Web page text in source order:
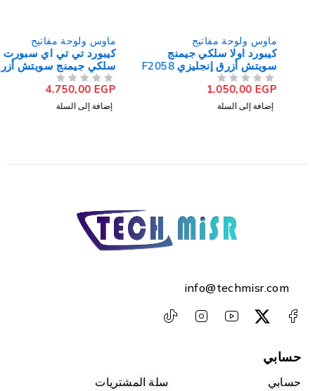
ماوس ولوحة مفاتيح
كيبورد اولا سلكي جيمنج
سويتش أزرق إنجليزي F2058
1.050,00
إضافة إلى السلة
ماوس ولوحة مفاتيح
كيبورد تي تي اي سبورت
سلكي جيمنج سويتش أزرق
4.750,00
إضافة إلى السلة
info@techmisr.com
حسابي
حسابي سلة المشتريات